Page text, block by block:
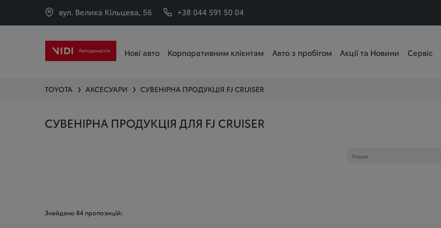
вул. Велика Кільцева, 56 +38 044 591 50 04
Нові авто Корпоративним клієнтам Авто з пробігом Акції та Новини Сервіс
TOYOTA ❯ АКСЕСУАРИ ❯ СУВЕНІРНА ПРОДУКЦІЯ FJ CRUISER
СУВЕНІРНА ПРОДУКЦІЯ ДЛЯ FJ CRUISER
Знайдено 84пропозицій: